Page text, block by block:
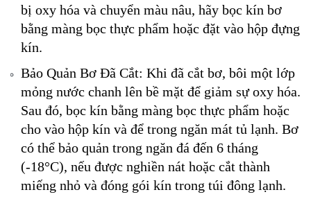
bị oxy hóa và chuyển màu nâu, hãy bọc kín bơ
bằng màng bọc thực phẩm hoặc đặt vào hộp đựng
kín.
Bảo Quản Bơ Đã Cắt: Khi đã cắt bơ, bôi một lớp
mỏng nước chanh lên bề mặt để giảm sự oxy hóa.
Sau đó, bọc kín bằng màng bọc thực phẩm hoặc
cho vào hộp kín và để trong ngăn mát tủ lạnh. Bơ
có thể bảo quản trong ngăn đá đến 6 tháng
(-18°C), nếu được nghiền nát hoặc cắt thành
miếng nhỏ và đóng gói kín trong túi đông lạnh.